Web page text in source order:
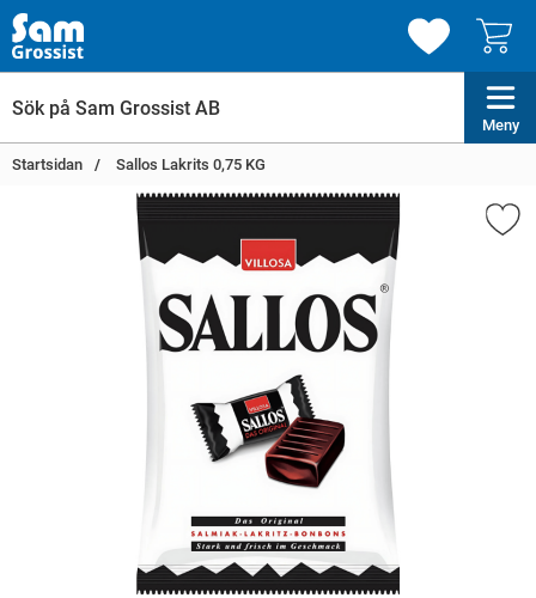
Meny
Startsidan Sallos Lakrits 0,75 KG